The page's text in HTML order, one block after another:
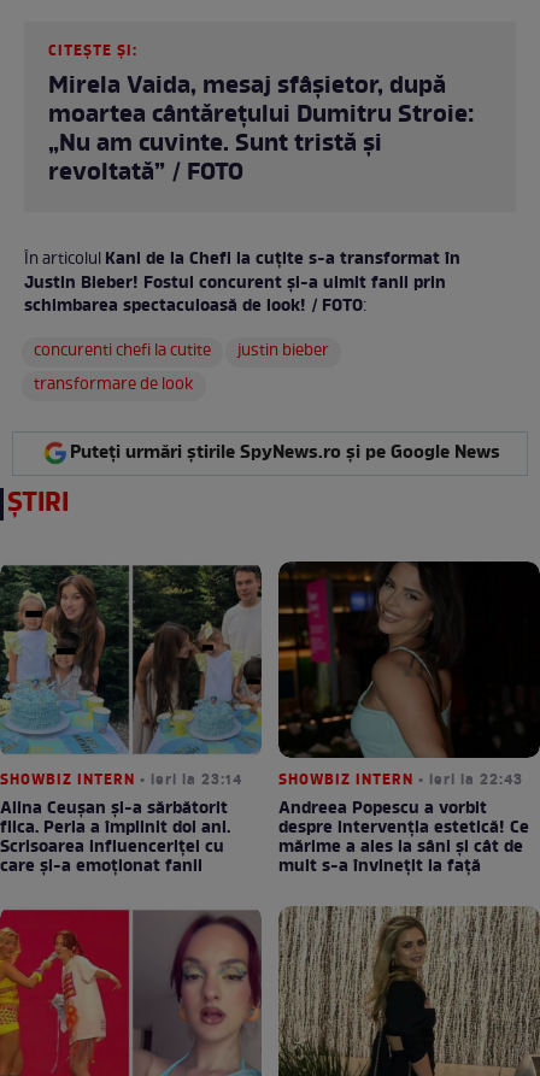
CITEȘTE ȘI:
Mirela Vaida, mesaj sfâșietor, după
moartea cântărețului Dumitru Stroie:
„Nu am cuvinte. Sunt tristă și
revoltată” / FOTO
În articolulKani de la Chefi la cuțite s-a transformat în
Justin Bieber! Fostul concurent și-a uimit fanii prin
schimbarea spectaculoasă de look! / FOTO:
concurenti chefi la cutite
justin bieber
transformare de look
Puteți urmări știrile SpyNews.ro și pe Google News
ȘTIRI
SHOWBIZ INTERN • ieri la 23:14
Alina Ceușan și-a sărbătorit
fiica. Perla a împlinit doi ani.
Scrisoarea influenceriței cu
care și-a emoționat fanii
SHOWBIZ INTERN • ieri la 22:43
Andreea Popescu a vorbit
despre intervenția estetică! Ce
mărime a ales la sâni și cât de
mult s-a învinețit la față